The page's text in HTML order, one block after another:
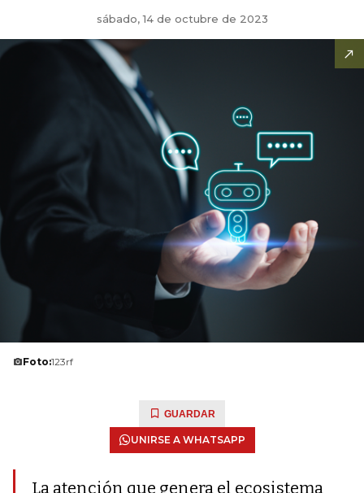
sábado, 14 de octubre de 2023
Foto:123rf
GUARDAR
UNIRSE A WHATSAPP
La atención que genera el ecosistema